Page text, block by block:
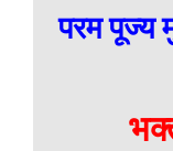
परम पूज्य